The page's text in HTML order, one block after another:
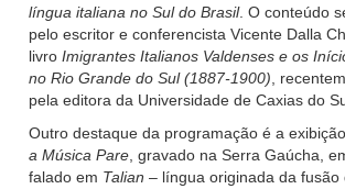
língua italiana no Sul do Brasil. O conteúdo
pelo escritor e conferencista Vicente Dalla
livro Imigrantes Italianos Valdenses e os
no Rio Grande do Sul (1887-1900) ,
pela editora da Universidade de Caxias do
Outro destaque da programação é a
a Música Pare , gravado na Serra Gaúcha,
falado em Talian – língua originada da fusão